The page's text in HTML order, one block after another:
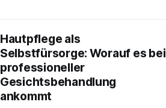
Hautpflege als
Selbstfürsorge: Worauf es bei
professioneller
Gesichtsbehandlung
ankommt